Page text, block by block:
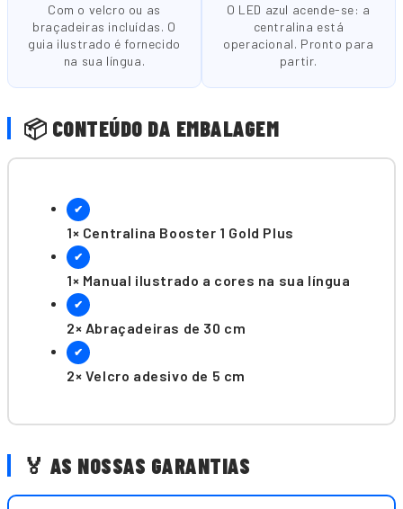
Com o velcro ou as
braçadeiras incluídas. O
guia ilustrado é fornecido
na sua língua.
O LED azul acende-se: a
centralina está
operacional. Pronto para
partir.
📦 CONTEÚDO DA EMBALAGEM
✔
1× Centralina Booster 1 Gold Plus
✔
1× Manual ilustrado a cores na sua língua
✔
2× Abraçadeiras de 30 cm
✔
2× Velcro adesivo de 5 cm
🏅 AS NOSSAS GARANTIAS